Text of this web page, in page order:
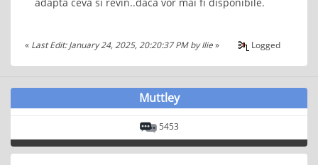
adapta ceva si revin..daca vor mai fi disponibile.
« Last Edit: January 24, 2025, 20:20:37 PM by Ilie» Logged
Muttley
5453